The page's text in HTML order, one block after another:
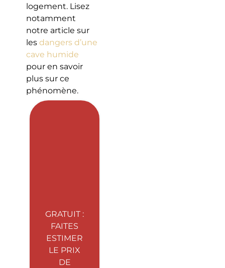
logement. Lisez
notamment
notre article sur
les dangers d’une
cave humide
pour en savoir
plus sur ce
phénomène.
GRATUIT :
FAITES
ESTIMER
LE PRIX
DE